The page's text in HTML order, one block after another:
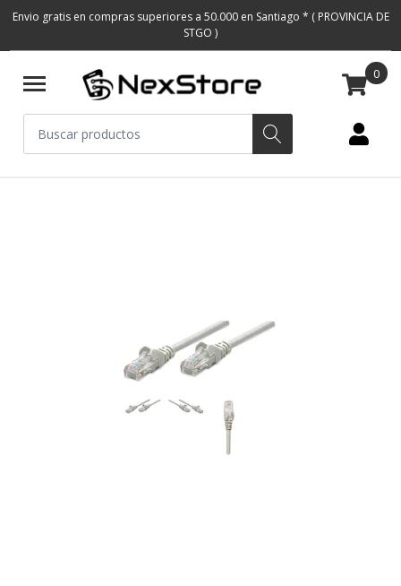
Envio gratis en compras superiores a 50.000 en Santiago * ( PROVINCIA DE
STGO )
0